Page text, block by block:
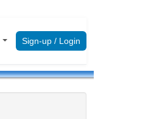
Sign-up / Login